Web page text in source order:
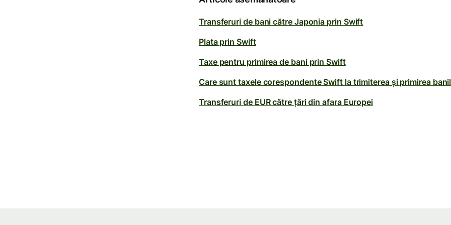
Transferuri de bani către Japonia prin Swift
Plata prin Swift
Taxe pentru primirea de bani prin Swift
Care sunt taxele corespondente Swift la trimiterea și primirea
Transferuri de EUR către țări din afara Europei